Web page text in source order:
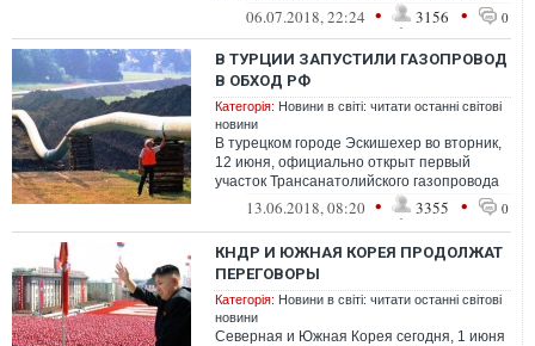
влиятельная, и где он всплывет,
предположить...
06.07.2018, 22:24 • 3156 • 0
В ТУРЦИИ ЗАПУСТИЛИ ГАЗОПРОВОД
В ОБХОД РФ
Категорія: Новини в світі: читати останні світові
новини
В турецком городе Эскишехер во вторник,
12 июня, официально открыт первый
участок Трансанатолийского газопровода
(TANAP).13.06.2018, 08:20 • 3355 • 0
КНДР И ЮЖНАЯ КОРЕЯ ПРОДОЛЖАТ
ПЕРЕГОВОРЫ
Категорія: Новини в світі: читати останні світові
новини
Северная и Южная Корея сегодня, 1 июня